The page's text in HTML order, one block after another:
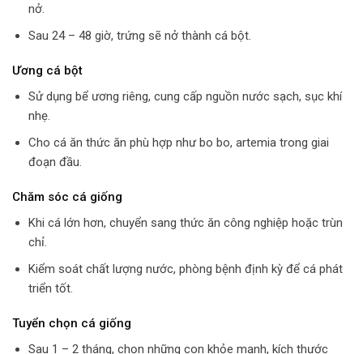
nở.
Sau 24 – 48 giờ, trứng sẽ nở thành cá bột.
Ương cá bột
Sử dụng bể ương riêng, cung cấp nguồn nước sạch, sục khí
nhẹ.
Cho cá ăn thức ăn phù hợp như bo bo, artemia trong giai
đoạn đầu.
Chăm sóc cá giống
Khi cá lớn hơn, chuyển sang thức ăn công nghiệp hoặc trùn
chỉ.
Kiểm soát chất lượng nước, phòng bệnh định kỳ để cá phát
triển tốt.
Tuyển chọn cá giống
Sau 1 – 2 tháng, chọn những con khỏe mạnh, kích thước